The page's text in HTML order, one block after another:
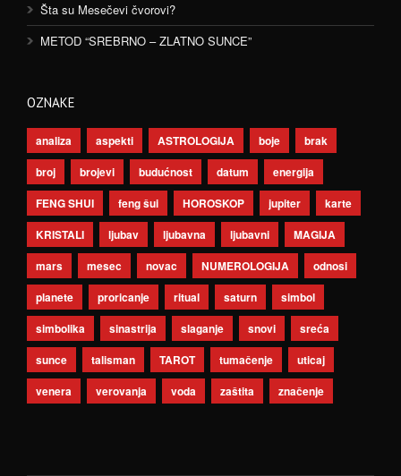
Šta su Mesečevi čvorovi?
METOD “SREBRNO – ZLATNO SUNCE”
OZNAKE
analiza aspekti ASTROLOGIJA boje
brak
broj
brojevi budućnost datum
energija
FENG SHUI
feng šui HOROSKOP jupiter
karte
KRISTALI
ljubav ljubavna ljubavni
MAGIJA
mars
mesec novac NUMEROLOGIJA
odnosi
planete
proricanje ritual saturn
simbol
simbolika
sinastrija slaganje snovi
sreća
sunce
talisman TAROT tumačenje
uticaj
venera
verovanja voda zaštita značenje